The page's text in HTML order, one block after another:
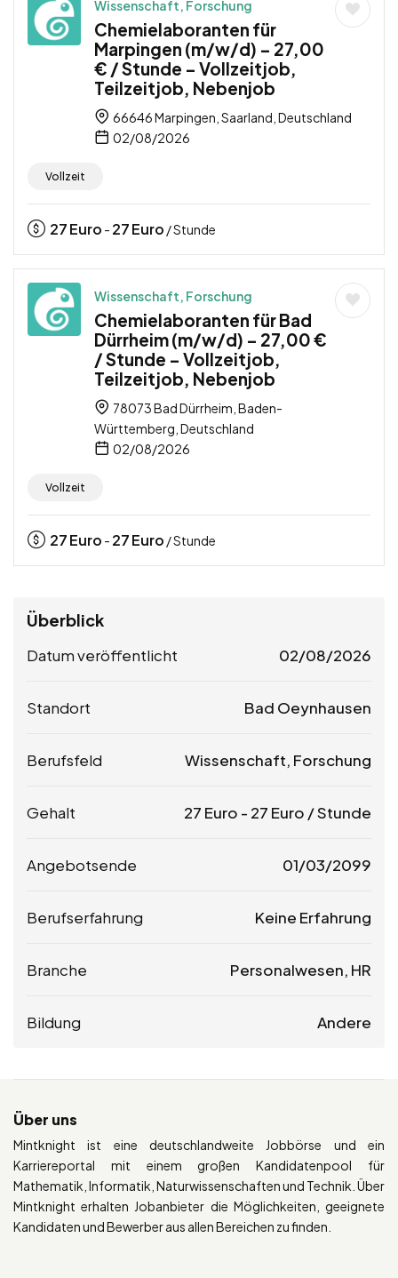
Wissenschaft, Forschung
Chemielaboranten für
Marpingen (m/w/d) – 27,00
€ / Stunde – Vollzeitjob,
Teilzeitjob, Nebenjob
66646 Marpingen, Saarland, Deutschland
02/08/2026
Vollzeit
27Euro - 27Euro / Stunde
Wissenschaft, Forschung
Chemielaboranten für Bad
Dürrheim (m/w/d) – 27,00 €
/ Stunde – Vollzeitjob,
Teilzeitjob, Nebenjob
78073 Bad Dürrheim, Baden-
Württemberg, Deutschland
02/08/2026
Vollzeit
27Euro - 27Euro / Stunde
Überblick
Datum veröffentlicht 02/08/2026
Standort Bad Oeynhausen
Berufsfeld Wissenschaft, Forschung
Gehalt 27 Euro - 27 Euro / Stunde
Angebotsende 01/03/2099
Berufserfahrung Keine Erfahrung
Branche Personalwesen, HR
Bildung Andere
Über uns
Mintknight ist eine deutschlandweite Jobbörse und ein
Karriereportal mit einem großen Kandidatenpool für
Mathematik, Informatik, Naturwissenschaften und Technik. Über
Mintknight erhalten Jobanbieter die Möglichkeiten, geeignete
Kandidaten und Bewerber aus allen Bereichen zu finden.